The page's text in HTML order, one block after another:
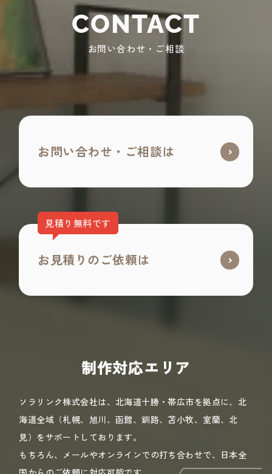
CONTACT
お問い合わせ・ご相談
お問い合わせ・ご相談は
見積り無料です
お見積りのご依頼は
制作対応エリア
ソラリンク株式会社は、北海道十勝・帯広市を拠点に、北
海道全域（札幌、旭川、函館、釧路、苫小牧、室蘭、北
見）をサポートしております。
もちろん、メールやオンラインでの打ち合わせで、日本全